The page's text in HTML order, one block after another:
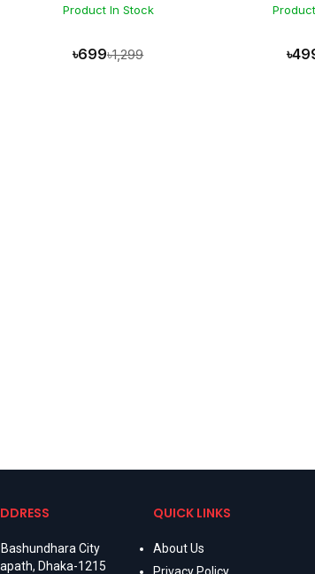
Product In Stock
৳699৳1,299
City
Dhaka-1215
QUICK LINKS
About Us